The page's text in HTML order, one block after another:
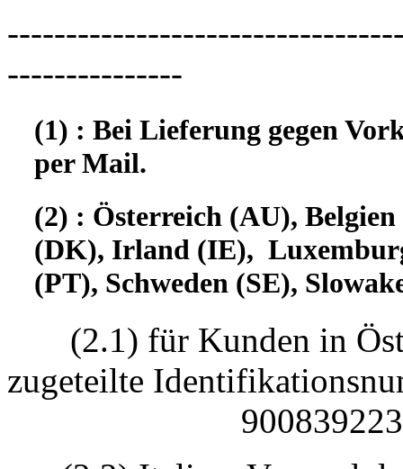
---------------
(1) : Bei Lieferung gegen
per Mail.
(2) : Österreich (AU),
(DK), Irland (IE),
(PT), Schweden (SE),
(2.1) für Kunden in
zugeteilte